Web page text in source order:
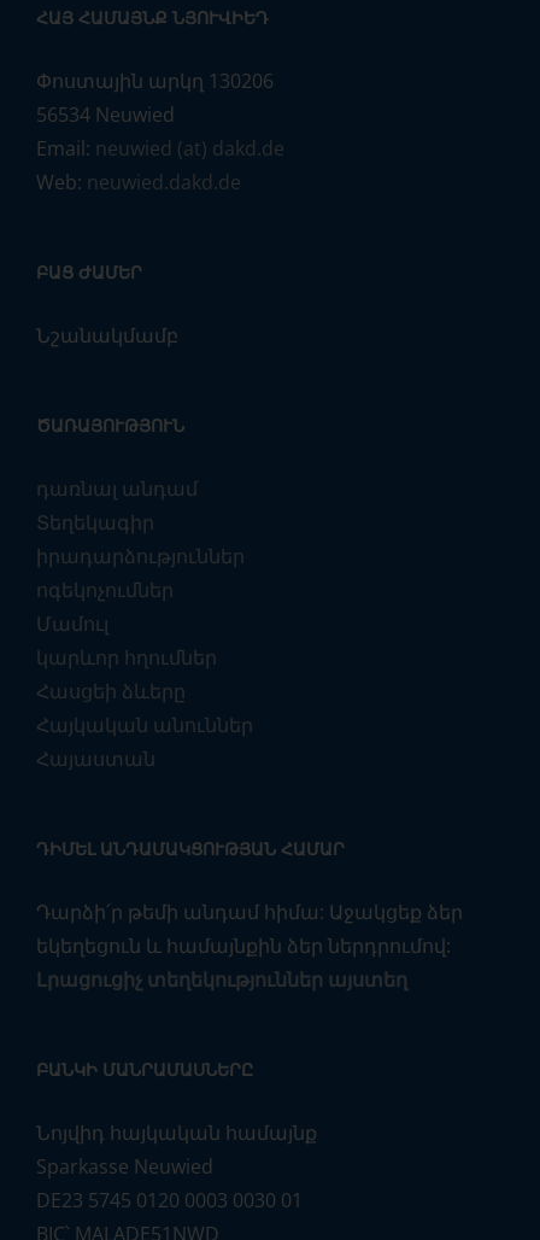
ՀԱՅ ՀԱՄԱՅՆՔ ՆՅՈՒՎԻԵԴ
Փոստային արկղ 130206
56534 Neuwied
Email: neuwied (at) dakd.de
Web: neuwied.dakd.de
ԲԱՑ ԺԱՄԵՐ
Նշանակմամբ
ԾԱՌԱՅՈՒԹՅՈՒՆ
դառնալ անդամ
Տեղեկագիր
իրադարձություններ
ոգեկոչումներ
Մամուլ
կարևոր հղումներ
Հասցեի ձևերը
Հայկական անուններ
Հայաստան
ԴԻՄԵԼ ԱՆԴԱՄԱԿՑՈՒԹՅԱՆ ՀԱՄԱՐ
Դարձի՛ր թեմի անդամ հիմա: Աջակցեք ձեր
եկեղեցուն և համայնքին ձեր ներդրումով:
Լրացուցիչ տեղեկություններ այստեղ
ԲԱՆԿԻ ՄԱՆՐԱՄԱՍՆԵՐԸ
Նոյվիդ հայկական համայնք
Sparkasse Neuwied
DE23 5745 0120 0003 0030 01
BIC՝ MALADE51NWD